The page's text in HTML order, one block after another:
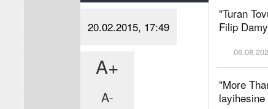
20.02.2015, 17:49
A+
A-
"Turan
Filip
"More